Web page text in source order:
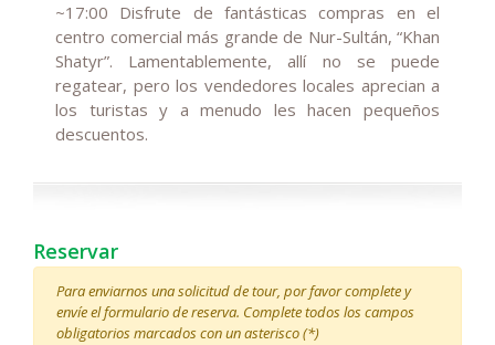
~17:00 Disfrute de fantásticas compras en el
centro comercial más grande de Nur-Sultán, “Khan
Shatyr”. Lamentablemente, allí no se puede
regatear, pero los vendedores locales aprecian a
los turistas y a menudo les hacen pequeños
descuentos.
Reservar
Para enviarnos una solicitud de tour, por favor complete y
envíe el formulario de reserva. Complete todos los campos
obligatorios marcados con un asterisco (*)